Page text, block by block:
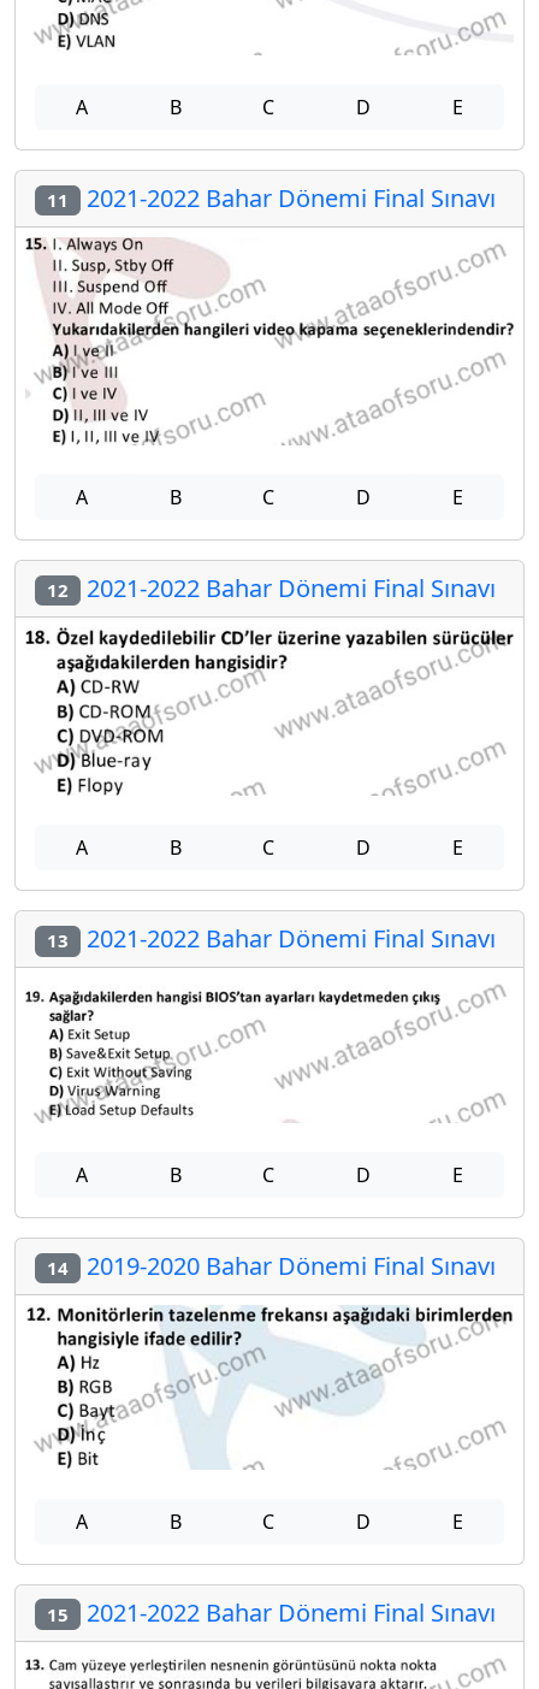
A B C D E
11 2021-2022 Bahar Dönemi Final Sınavı
A B C D E
12 2021-2022 Bahar Dönemi Final Sınavı
A B C D E
13 2021-2022 Bahar Dönemi Final Sınavı
A B C D E
14 2019-2020 Bahar Dönemi Final Sınavı
A B C D E
15 2021-2022 Bahar Dönemi Final Sınavı